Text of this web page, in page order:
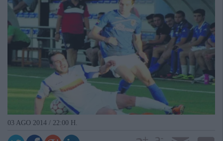
03 AGO 2014 / 22:00 H.